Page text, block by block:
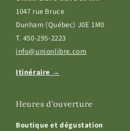
1047 rue Bruce
Dunham (Québec) J0E 1M0
T. 450-295-2223
info@unionlibre.com
Itinéraire →
Heures d'ouverture
Boutique et dégustation